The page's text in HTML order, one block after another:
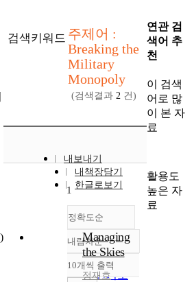
검색키워드 주제어 :
Breaking the
Military
Monopoly
(검색결과 2 건)
내보내기
내책장담기
한글로보기
정확도순
정확도
순
인기도
내림차순
내림차순
10개씩 출력
1
Managing
the Skies
정재호
연관 검
색어 추
천
이 검색
어로 많
이 본 자
료
활용도
높은 자
료